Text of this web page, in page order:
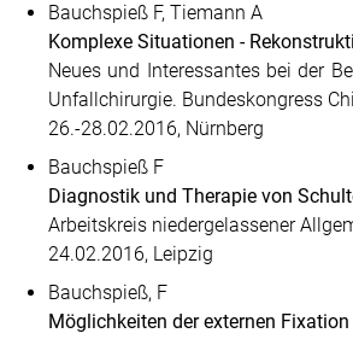
Bauchspieß F, Tiemann A
Komplexe Situationen -
Neues und Interessantes bei der
Unfallchirurgie. Bundeskongress
26.-28.02.2016, Nürnberg
Bauchspieß F
Diagnostik und Therapie von
Arbeitskreis niedergelassener
24.02.2016, Leipzig
Bauchspieß, F
Möglichkeiten der externen